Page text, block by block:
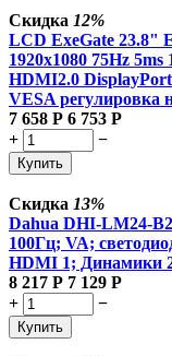
Скидка 12%
LCD ExeGate 23.8"
1920x1080 75Hz 5ms
HDMI2.0
VESA регулировка
7 658 Р 6 753 Р
+
−
Купить
Скидка 13%
Dahua DHI-LM24-
100Гц; VA;
HDMI 1; Динамики
8 217 Р 7 129 Р
+
−
Купить